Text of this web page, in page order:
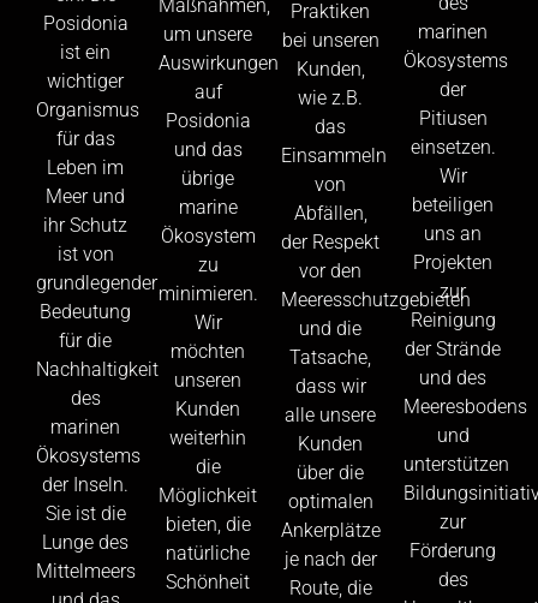
Posidonia
ist ein
wichtiger
Organismus
für das
Leben im
Meer und
ihr Schutz
ist von
grundlegender
Bedeutung
für die
Nachhaltigkeit
des
marinen
Ökosystems
der Inseln.
Sie ist die
Lunge des
Mittelmeers
Maßnahmen,
um unsere
Auswirkungen
auf
Posidonia
und das
übrige
marine
Ökosystem
zu
minimieren.
Wir
möchten
unseren
Kunden
weiterhin
die
Möglichkeit
bieten, die
natürliche
Schönheit
Praktiken
bei unseren
Kunden,
wie z.B.
das
Einsammeln
von
Abfällen,
der Respekt
vor den
Meeresschutzgebieten
und die
Tatsache,
dass wir
alle unsere
Kunden
über die
optimalen
Ankerplätze
je nach der
Route, die
marinen
Ökosystems
der
Pitiusen
einsetzen.
Wir
beteiligen
uns an
Projekten
zur
Reinigung
der Strände
und des
Meeresbodens
und
unterstützen
zur
Förderung
des